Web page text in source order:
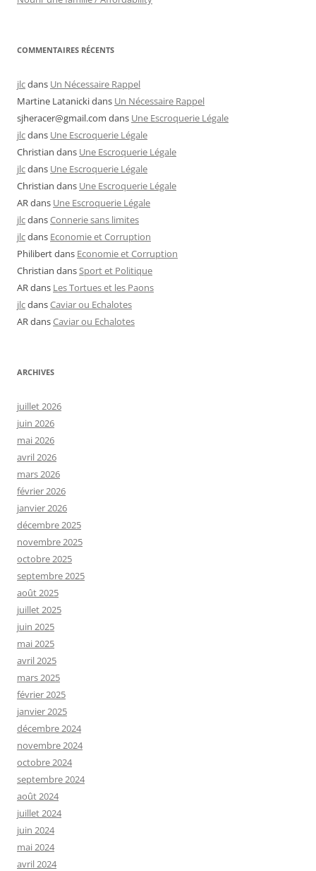
COMMENTAIRES RÉCENTS
jlcdans Un Nécessaire Rappel
Martine Latanickidans Un Nécessaire Rappel
sjheracer@gmail.com dans Une Escroquerie Légale
jlcdans Une Escroquerie Légale
Christian dans Une Escroquerie Légale
jlcdans Une Escroquerie Légale
Christian dans Une Escroquerie Légale
ARdans Une Escroquerie Légale
jlcdansConnerie sans limites
jlcdans Economie et Corruption
Philibertdans Economie et Corruption
Christian dansSport et Politique
ARdans Les Tortues et les Paons
jlcdansCaviar ou Echalotes
ARdansCaviar ou Echalotes
ARCHIVES
juillet 2026
juin 2026
mai 2026
avril 2026
mars 2026
février 2026
janvier 2026
décembre 2025
novembre 2025
octobre 2025
septembre 2025
août 2025
juillet 2025
juin 2025
mai 2025
avril 2025
mars 2025
février 2025
janvier 2025
décembre 2024
novembre 2024
octobre 2024
septembre 2024
août 2024
juillet 2024
juin 2024
mai 2024
avril 2024